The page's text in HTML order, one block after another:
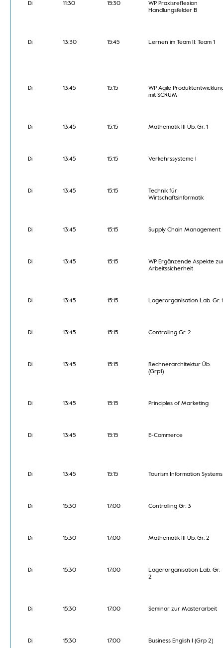
Di 11:30 15:30
WP Praxisreflexion
Handlungsfelder B
Di 13:30 15:45 Lernen im Team II: Team 1
Di 13:45 15:15
WP Agile
mit SCRUM
Di 13:45 15:15 Mathematik III Üb. Gr. 1
Di 13:45 15:15 Verkehrssysteme I
Di 13:45 15:15
Technik für
Wirtschaftsinformatik
Di 13:45 15:15 Supply Chain Management
Di 13:45 15:15
WP Ergänzende Aspekte
Arbeitssicherheit
Di 13:45 15:15 Lagerorganisation Lab. Gr. 1
Di 13:45 15:15 Controlling Gr. 2
Di 13:45 15:15
Rechnerarchitektur Üb.
(Grp1)
Di 13:45 15:15 Principles of Marketing
Di 13:45 15:15 E-Commerce
Di 13:45 15:15 Tourism Information Systems
Di 15:30 17:00 Controlling Gr. 3
Di 15:30 17:00 Mathematik III Üb. Gr. 2
Di 15:30 17:00
Lagerorganisation Lab. Gr.
2
Di 15:30 17:00 Seminar zur Masterarbeit
Di 15:30 17:00 Business English I (Grp 2)